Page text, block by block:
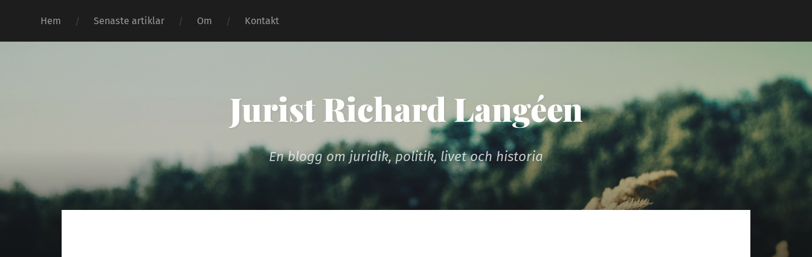
Hem Senaste artiklar Om Kontakt
Jurist Richard Langéen
En blogg om juridik, politik, livet och historia